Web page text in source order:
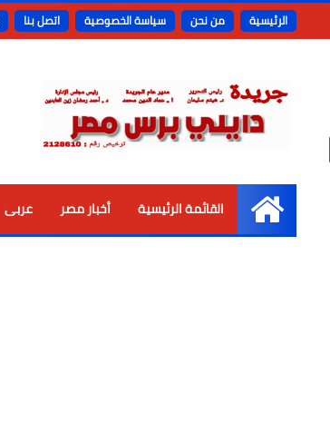
الرئيسية من نحن سياسة الخصوصية اتصل بنا
الرئيسية
القائمة الرئيسية أخبار مصر عربى